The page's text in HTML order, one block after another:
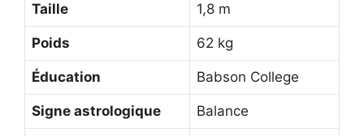
Taille 1,8 m
Poids 62 kg
Éducation Babson College
Signe astrologique Balance